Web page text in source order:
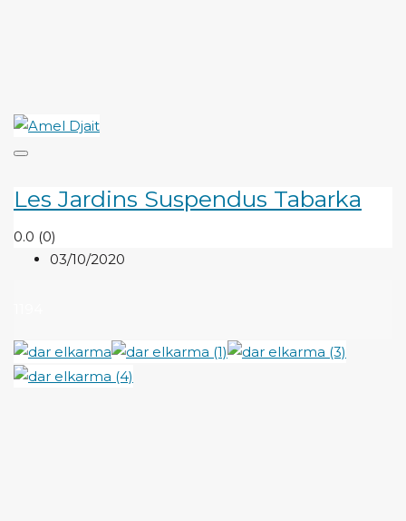
Les Jardins Suspendus Tabarka
0.0 (0)
03/10/2020